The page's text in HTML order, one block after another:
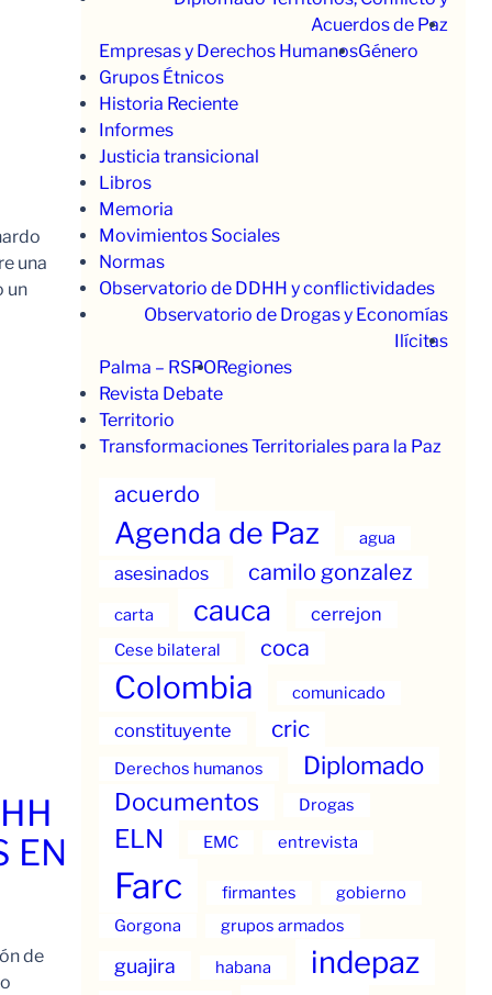
una
un
EN
de
Acuerdos de Paz
Empresas y Derechos HumanosGénero
Grupos Étnicos
Historia Reciente
Informes
Justicia transicional
Libros
Memoria
Movimientos Sociales
Normas
Observatorio de DDHH y conflictividades
Observatorio de Drogas y Economías
Ilícitas
Palma – RSPORegiones
Revista Debate
Territorio
Transformaciones Territoriales para la Paz
acuerdo
Agenda de Paz agua
asesinados camilo gonzalez
carta cauca cerrejon
Cese bilateral coca
Colombia comunicado
constituyente cric
Derechos humanos Diplomado
Documentos Drogas
ELN EMC entrevista
Farc firmantes
gobierno
Gorgona
grupos armados
guajira habana indepaz